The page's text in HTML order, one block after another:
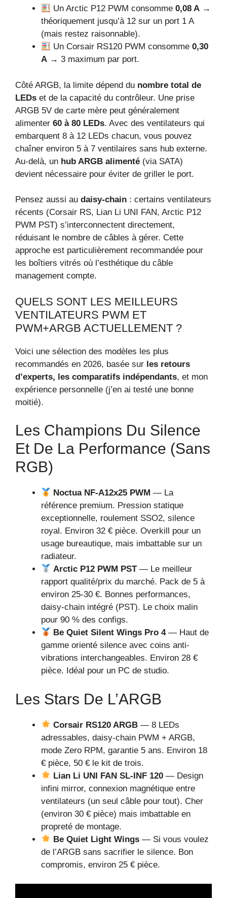
Un Arctic P12 PWM consomme0,08 A →
théoriquement jusqu’à 12 sur un port 1 A
(mais restez raisonnable).
Un Corsair RS120 PWM consomme0,30
A → 3 maximum par port.
Côté ARGB, la limite dépend du nombre total de
LEDs et de la capacité du contrôleur. Une prise
ARGB 5V de carte mère peut généralement
alimenter 60 à 80 LEDs. Avec des ventilateurs qui
embarquent 8 à 12 LEDs chacun, vous pouvez
chaîner environ 5 à 7 ventilaires sans hub externe.
Au-delà, un hub ARGB alimenté (via SATA)
devient nécessaire pour éviter de griller le port.
Pensez aussi au daisy-chain : certains ventilateurs
récents (Corsair RS, Lian Li UNI FAN, Arctic P12
PWM PST) s’interconnectent directement,
réduisant le nombre de câbles à gérer. Cette
approche est particulièrement recommandée pour
les boîtiers vitrés où l’esthétique du câble
management compte.
QUELS SONT LES MEILLEURS
VENTILATEURS PWM ET
PWM+ARGB ACTUELLEMENT ?
Voici une sélection des modèles les plus
recommandés en 2026, basée sur les retours
d’experts, les comparatifs indépendants, et mon
expérience personnelle (j’en ai testé une bonne
moitié).
Les Champions Du Silence
Et De La Performance (sans
RGB)
Noctua NF-A12x25 PWM — La
référence premium. Pression statique
exceptionnelle, roulement SSO2, silence
royal. Environ 32 € pièce. Overkill pour un
usage bureautique, mais imbattable sur un
radiateur.
Arctic P12 PWM PST— Le meilleur
rapport qualité/prix du marché. Pack de 5 à
environ 25-30 €. Bonnes performances,
daisy-chain intégré (PST). Le choix malin
pour 90 % des configs.
Be Quiet Silent Wings Pro 4— Haut de
gamme orienté silence avec coins anti-
vibrations interchangeables. Environ 28 €
pièce. Idéal pour un PC de studio.
Les Stars De L’ARGB
Corsair RS120 ARGB — 8 LEDs
adressables, daisy-chain PWM + ARGB,
mode Zero RPM, garantie 5 ans. Environ 18
€ pièce, 50 € le kit de trois.
Lian Li UNI FAN SL-INF 120 — Design
infini mirror, connexion magnétique entre
ventilateurs (un seul câble pour tout). Cher
(environ 30 € pièce) mais imbattable en
propreté de montage.
Be Quiet Light Wings — Si vous voulez
de l’ARGB sans sacrifier le silence. Bon
compromis, environ 25 € pièce.